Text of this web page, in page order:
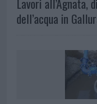
dell’acqua in